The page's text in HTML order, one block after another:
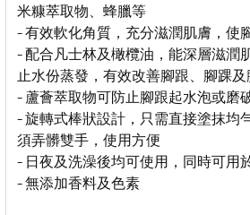
米糠萃取物、蜂臘等
- 有效軟化角質，充分滋潤肌膚，使
- 配合凡士林及橄欖油，能深層滋潤
止水份蒸發，有效改善腳跟、腳踝
- 蘆薈萃取物可防止腳跟起水泡或磨
- 旋轉式棒狀設計，只需直接塗抹均
須弄髒雙手，使用方便
- 日夜及洗澡後均可使用，同時可用
- 無添加香料及色素